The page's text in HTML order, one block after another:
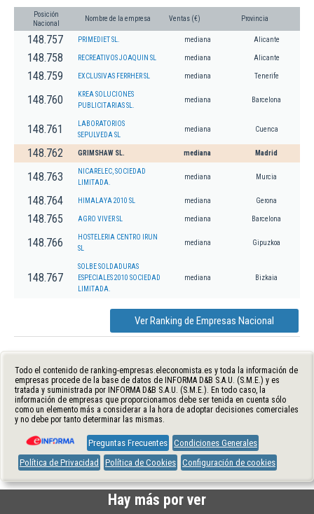
Posición
Nacional
Nombre de la empresa Ventas (€) Provincia
148.757 PRIMEDIET SL. mediana Alicante
148.758 RECREATIVOS JOAQUIN SL mediana Alicante
148.759 EXCLUSIVAS FERRHER SL mediana Tenerife
148.760
KREA SOLUCIONES
PUBLICITARIAS SL.
mediana Barcelona
148.761
LABORATORIOS
SEPULVEDA SL
mediana Cuenca
148.762 GRIMSHAW SL. mediana Madrid
148.763
NICARELEC, SOCIEDAD
LIMITADA.
mediana Murcia
148.764 HIMALAYA 2010 SL mediana Gerona
148.765 AGRO VIVER SL mediana Barcelona
148.766
HOSTELERIA CENTRO IRUN
SL
mediana Gipuzkoa
148.767
SOLBE SOLDADURAS
ESPECIALES 2010 SOCIEDAD
LIMITADA.
mediana Bizkaia
Ver Ranking de Empresas Nacional
Todo el contenido de ranking-empresas.eleconomista.es y toda la información de
empresas procede de la base de datos de INFORMA D&B S.A.U. (S.M.E.) y es
tratada y suministrada por INFORMA D&B S.A.U. (S.M.E.). En todo caso, la
información de empresas que proporcionamos debe ser tenida en cuenta sólo
como un elemento más a considerar a la hora de adoptar decisiones comerciales
y no debe por tanto determinar las mismas.
Preguntas Frecuentes Condiciones Generales
Política de Privacidad
Política de Cookies Configuración de cookies
Hay más por ver